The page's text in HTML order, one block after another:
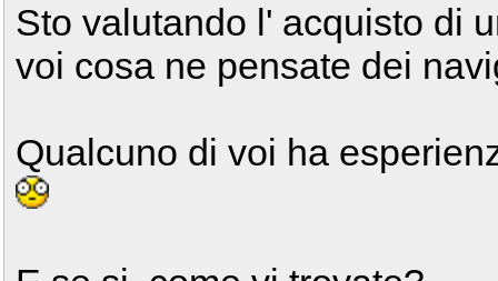
Sto valutando l' acquisto di
voi cosa ne pensate dei
Qualcuno di voi ha